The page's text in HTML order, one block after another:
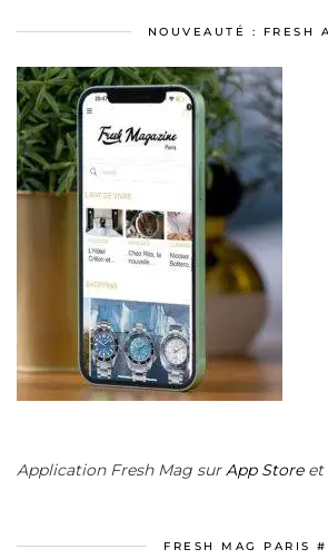
NOUVEAUTÉ : FRESH
Application Fresh Mag surApp Storeet
FRESH MAG PARIS